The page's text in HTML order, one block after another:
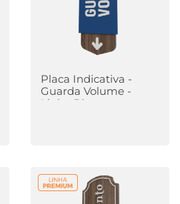
Placa Indicativa -
Guarda Volume -
Linha Plus